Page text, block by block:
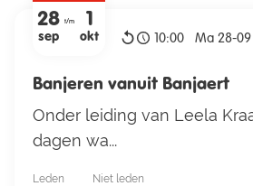
28
sep
t/m 1
okt 10:00 Ma 28-
Banjeren vanuit Banjaert
Onder leiding van Leela
dagen wa...
Leden Niet leden